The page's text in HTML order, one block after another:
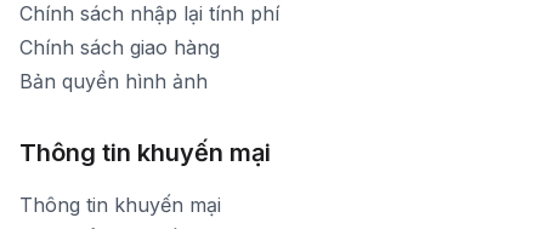
Chính sách nhập lại tính phí
Chính sách giao hàng
Bản quyền hình ảnh
Thông tin khuyến mại
Thông tin khuyến mại